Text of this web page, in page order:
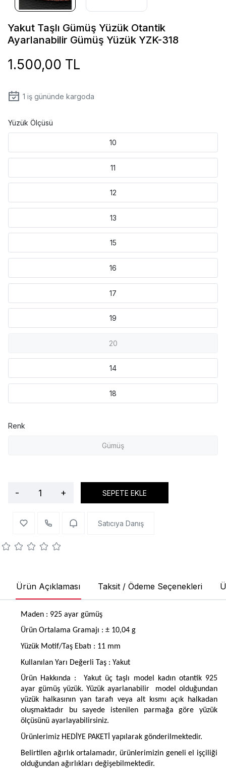
Yakut Taşlı Gümüş Yüzük Otantik
Ayarlanabilir Gümüş Yüzük YZK-318
1.500,00 TL
1 iş gününde kargoda
Yüzük Ölçüsü
10
11
12
13
15
16
17
19
20
14
18
Renk
Gümüş
- + SEPETE EKLE
Satıcıya Danış
Ürün Açıklaması Taksit / Ödeme Seçenekleri
Maden : 925 ayar gümüş
Ürün Ortalama Gramajı : ± 10,04 g
Yüzük Motif/Taş Ebatı : 11 mm
Kullanılan Yarı Değerli Taş : Yakut
Ürün Hakkında :
Yakut üç taşlı model kadın otantik 925
ayar gümüş yüzük. Yüzük ayarlanabilir
model olduğundan
yüzük halkasının yan tarafı veya alt kısmı açık halkadan
oluşmaktadır bu sayede istenilen parmağa göre yüzük
ölçüsünü ayarlayabilirsiniz.
Ürünlerimiz HEDİYE PAKETİ yapılarak gönderilmektedir.
Belirtilen ağırlık ortalamadır, ürünlerimizin geneli el işçiliği
olduğundan ağırlıkları değişebilmektedir.